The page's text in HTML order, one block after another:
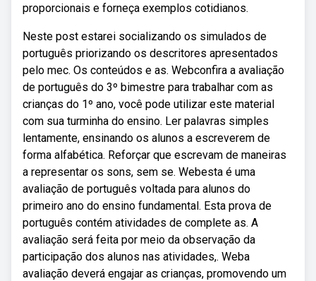
proporcionais e forneça exemplos cotidianos.
Neste post estarei socializando os simulados de
português priorizando os descritores apresentados
pelo mec. Os conteúdos e as. Webconfira a avaliação
de português do 3º bimestre para trabalhar com as
crianças do 1º ano, você pode utilizar este material
com sua turminha do ensino. Ler palavras simples
lentamente, ensinando os alunos a escreverem de
forma alfabética. Reforçar que escrevam de maneiras
a representar os sons, sem se. Webesta é uma
avaliação de português voltada para alunos do
primeiro ano do ensino fundamental. Esta prova de
português contém atividades de complete as. A
avaliação será feita por meio da observação da
participação dos alunos nas atividades,. Weba
avaliação deverá engajar as crianças, promovendo um